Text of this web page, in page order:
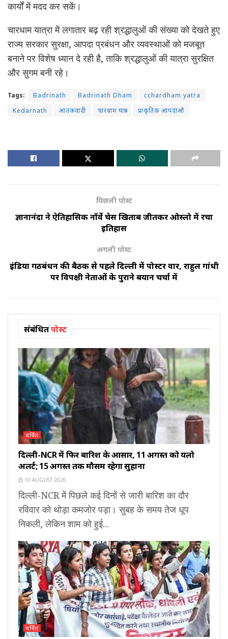
कार्यों में मदद कर सकें।
चारधाम यात्रा में लगातार बढ़ रही श्रद्धालुओं की संख्या को देखते हुए
राज्य सरकार सुरक्षा, आपदा प्रबंधन और व्यवस्थाओं को मजबूत
बनाने पर विशेष ध्यान दे रही है, ताकि श्रद्धालुओं की यात्रा सुरक्षित
और सुगम बनी रहे।
Tags: Badrinath Badrinath Dham
cchardham yatra
Kedarnath
आतंकवादी चारधाम यात्रा प्राकृतिक आपदाओं
पिछली पोस्ट
प्रज्ञानानंदा ने ऐतिहासिक नॉर्वे चेस खिताब जीतकर ओस्लो में रचा
इतिहास
अगली पोस्ट
इंडिया गठबंधन की बैठक से पहले दिल्ली में पोस्टर वार, राहुल गांधी
पर विपक्षी नेताओं के पुराने बयान चर्चा में
संबंधितपोस्ट
चर्चित
दिल्ली-NCR में फिर बारिश के आसार, 11 अगस्त को यलो
अलर्ट; 15 अगस्त तक मौसम रहेगा सुहाना
10 AUGUST 2026
दिल्ली-NCR में पिछले कई दिनों से जारी बारिश का दौर
रविवार को थोड़ा कमजोर पड़ा। सुबह के समय तेज धूप
निकली, लेकिन शाम को हुई...
चर्चित